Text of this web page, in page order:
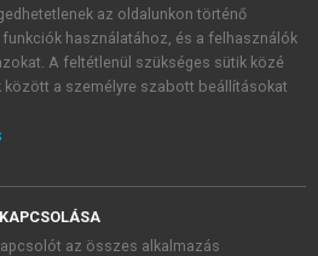
feltételeket, valamint a szotar.netés a
foglaltakat
elfogadom.
az oldalunkon történő
használatához, és a felhasználók
A feltétlenül szükséges sütik közé
a személyre szabott beállításokat
az összes alkalmazás